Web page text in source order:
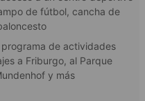
de fútbol, ​​cancha de
de actividades
a Friburgo, al Parque
y más